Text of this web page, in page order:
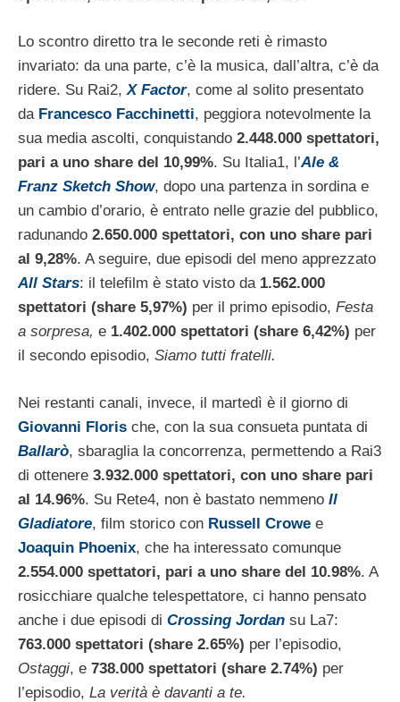
Lo scontro diretto tra le seconde reti è rimasto
invariato: da una parte, c’è la musica, dall’altra, c’è da
ridere. Su Rai2,X Factor, come al solito presentato
da Francesco Facchinetti, peggiora notevolmente la
sua media ascolti, conquistando 2.448.000 spettatori,
pari a uno share del 10,99%. Su Italia1, l’Ale &
Franz Sketch Show, dopo una partenza in sordina e
un cambio d’orario, è entrato nelle grazie del pubblico,
radunando 2.650.000 spettatori, con uno share pari
al 9,28%. A seguire, due episodi del meno apprezzato
All Stars: il telefilm è stato visto da 1.562.000
spettatori (share 5,97%) per il primo episodio, Festa
a sorpresa, e 1.402.000 spettatori (share 6,42%) per
il secondo episodio, Siamo tutti fratelli.
Nei restanti canali, invece, il martedì è il giorno di
Giovanni Floris che, con la sua consueta puntata di
Ballarò, sbaraglia la concorrenza, permettendo a Rai3
di ottenere 3.932.000 spettatori, con uno share pari
al 14.96%. Su Rete4, non è bastato nemmeno Il
Gladiatore, film storico con Russell Crowe e
Joaquin Phoenix, che ha interessato comunque
2.554.000 spettatori, pari a uno share del 10.98%. A
rosicchiare qualche telespettatore, ci hanno pensato
anche i due episodi di Crossing Jordan su La7:
763.000 spettatori (share 2.65%) per l’episodio,
Ostaggi, e 738.000 spettatori (share 2.74%) per
l’episodio, La verità è davanti a te.